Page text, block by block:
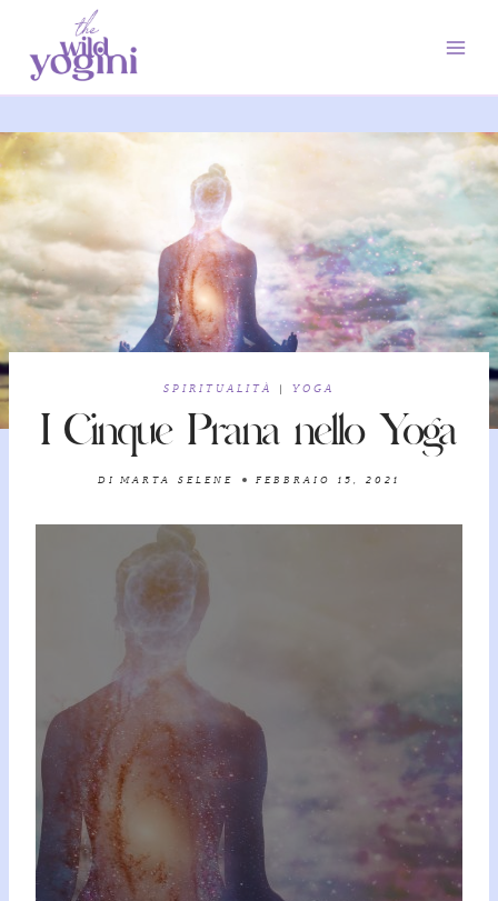
contenuto
SPIRITUALITÀ | YOGA
I Cinque Prana nello Yoga
DI MARTA SELENE FEBBRAIO 15, 2021